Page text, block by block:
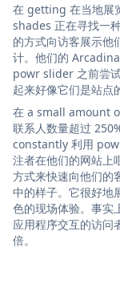
在 getting 在当地展
shades 正在寻找一
的方式向访客展示他
计。他们的
powr slider 之前尝
起来好像它们是站点
在 a small amount
联系人数量超过
constantly 利用
注者在他们的网站
方式来快速向他们
中的样子。它很好地
色的现场体验。事
应用程序交互的访问
倍。